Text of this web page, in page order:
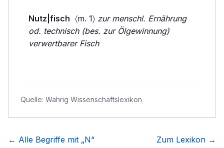
Nutz|fisch 〈m. 1〉 zur menschl. Ernährung
od. technisch (bes. zur Ölgewinnung)
verwertbarer Fisch
Quelle: Wahrig Wissenschaftslexikon
← Alle Begriffe mit „N“ Zum Lexikon →